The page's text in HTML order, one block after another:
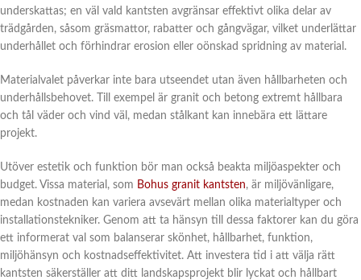
underskattas; en väl vald kantsten avgränsar effektivt olika delar av
trädgården, såsom gräsmattor, rabatter och gångvägar, vilket underlättar
underhållet och förhindrar erosion eller oönskad spridning av material.
Materialvalet påverkar inte bara utseendet utan även hållbarheten och
underhållsbehovet. Till exempel är granit och betong extremt hållbara
och tål väder och vind väl, medan stålkant kan innebära ett lättare
projekt.
Utöver estetik och funktion bör man också beakta miljöaspekter och
budget. Vissa material, som Bohus granit kantsten, är miljövänligare,
medan kostnaden kan variera avsevärt mellan olika materialtyper och
installationstekniker. Genom att ta hänsyn till dessa faktorer kan du göra
ett informerat val som balanserar skönhet, hållbarhet, funktion,
miljöhänsyn och kostnadseffektivitet. Att investera tid i att välja rätt
kantsten säkerställer att ditt landskapsprojekt blir lyckat och hållbart